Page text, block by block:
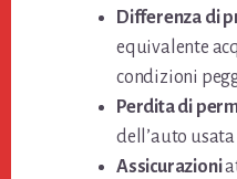
Differenza di
equivalente
condizioni
Perdita di
dell’auto
Assicurazioni